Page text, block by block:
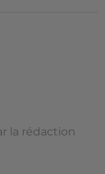
la rédaction